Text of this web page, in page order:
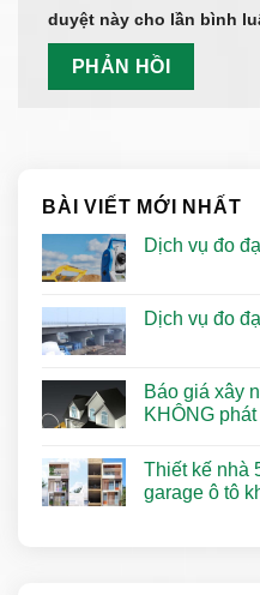
BÀI VIẾT MỚI NHẤT
Dịch vụ đo
Dịch vụ đo
Báo giá xây
KHÔNG
Thiết kế nhà
garage ô tô
duyệt này cho lần bình